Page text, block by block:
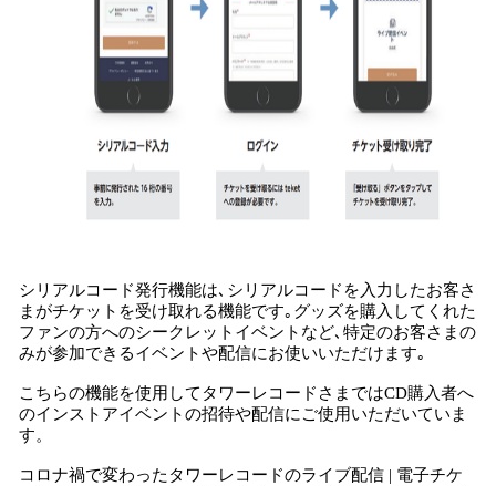
シリアルコード発行機能は､シリアルコードを入力したお客さ
まがチケットを受け取れる機能です｡グッズを購入してくれた
ファンの方へのシークレットイベントなど､特定のお客さまの
みが参加できるイベントや配信にお使いいただけます｡
こちらの機能を使用してタワーレコードさまではCD購入者へ
のインストアイベントの招待や配信にご使用いただいていま
す。
コロナ禍で変わったタワーレコードのライブ配信 | 電子チケ